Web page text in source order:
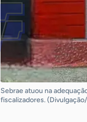
Sebrae atuou na
fiscalizadores.